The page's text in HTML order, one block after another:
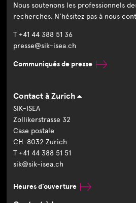
Nous soutenons les professionnels
recherches. N’hésitez pas à nous
T +41 44 388 51 36
presse@sik-isea.ch
Communiqués de presse
Contact à Zurich
SIK-ISEA
Zollikerstrasse 32
Case postale
CH-8032 Zurich
T +41 44 388 51 51
sik@sik-isea.ch
Heures d’ouverture